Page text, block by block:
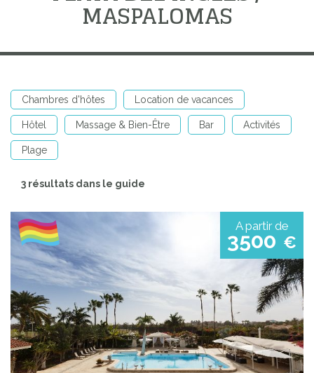
MASPALOMAS
Chambres d'hôtes Location de vacances
Hôtel Massage & Bien-Être Bar Activités
Plage
3 résultats dans le guide
A partir de
3500 €